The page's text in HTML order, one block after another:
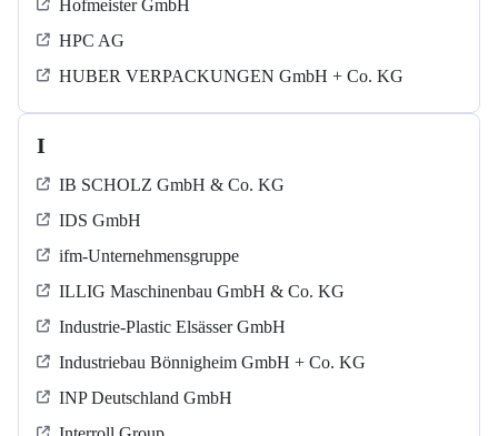
Hofmeister GmbH
HPC AG
HUBER VERPACKUNGEN GmbH + Co. KG
I
IB SCHOLZ GmbH & Co. KG
IDS GmbH
ifm-Unternehmensgruppe
ILLIG Maschinenbau GmbH & Co. KG
Industrie-Plastic Elsässer GmbH
Industriebau Bönnigheim GmbH + Co. KG
INP Deutschland GmbH